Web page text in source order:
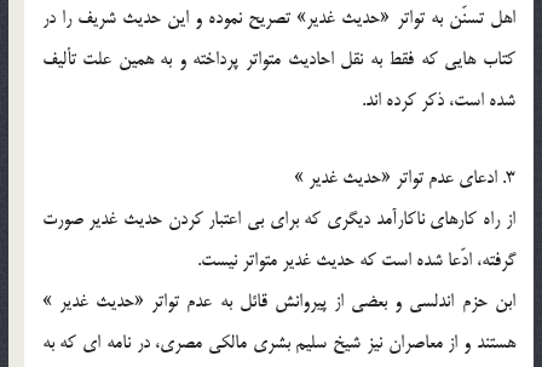
اهل تسنّن به تواتر «حديث غدير» تصريح نموده و اين حديث شريف را در
كتاب هايي كه فقط به نقل احاديث متواتر پرداخته و به همين علت تأليف
شده است، ذكر كرده اند.
3. ادعاي عدم تواتر «حديث غدير »
از راه كارهاي ناكارآمد ديگري كه براي بي اعتبار كردن حديث غدير صورت
گرفته، ادّعا شده است كه حديث غدير متواتر نيست.
ابن حزم اندلسي و بعضي از پيروانش قائل به عدم تواتر «حديث غدير »
هستند و از معاصران نيز شيخ سليم بشري مالكي مصري، در نامه اي كه به